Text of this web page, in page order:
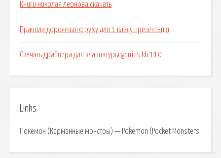
Книги николая леонова скачать
Правила дорожнього руху для 1 класу презентація
Скачать драйвера для клавиатуры genius kb 110
Links
Покемон (Карманные монстры) — Pokemon (Pocket Monsters.